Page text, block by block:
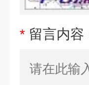
* 留言内容